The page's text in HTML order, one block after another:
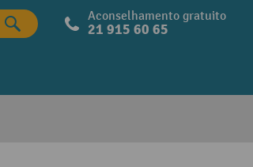
Aconselhamento gratuito
21 915 60 65